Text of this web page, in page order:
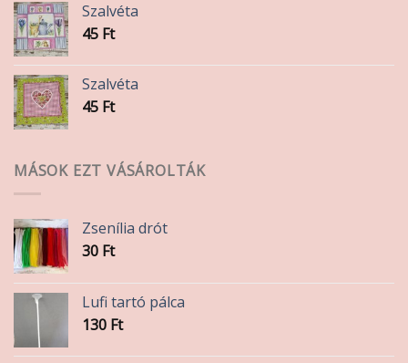
Szalvéta
45 Ft
Szalvéta
45 Ft
MÁSOK EZT VÁSÁROLTÁK
Zsenília drót
30 Ft
Lufi tartó pálca
130 Ft